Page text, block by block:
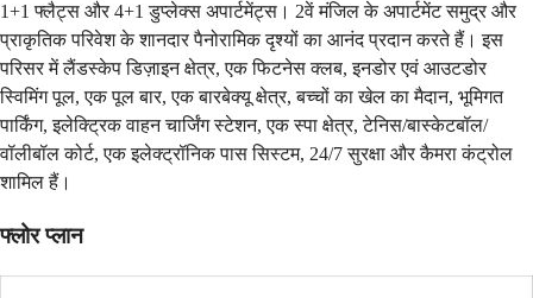
1+1 फ्लैट्स और 4+1 डुप्लेक्स अपार्टमेंट्स। 2वें मंजिल के अपार्टमेंट समुद्र और
प्राकृतिक परिवेश के शानदार पैनोरामिक दृश्यों का आनंद प्रदान करते हैं। इस
परिसर में लैंडस्केप डिज़ाइन क्षेत्र, एक फिटनेस क्लब, इनडोर एवं आउटडोर
स्विमिंग पूल, एक पूल बार, एक बारबेक्यू क्षेत्र, बच्चों का खेल का मैदान, भूमिगत
पार्किंग, इलेक्ट्रिक वाहन चार्जिंग स्टेशन, एक स्पा क्षेत्र, टेनिस/बास्केटबॉल/
वॉलीबॉल कोर्ट, एक इलेक्ट्रॉनिक पास सिस्टम, 24/7 सुरक्षा और कैमरा कंट्रोल
शामिल हैं।
फ्लोर प्लान